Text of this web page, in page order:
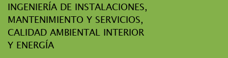
INGENIERÍA DE INSTALACIONES,
MANTENIMIENTO Y SERVICIOS,
CALIDAD AMBIENTAL INTERIOR
Y ENERGÍA